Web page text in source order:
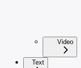
Video
Text